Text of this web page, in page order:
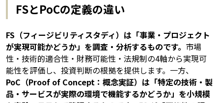
FSとPoCの定義の違い
FS（フィージビリティスタディ）は「事業・プロジェクト
が実現可能かどうか」を調査・分析するものです。 市場
性・技術的適合性・財務可能性・法規制の4軸から実現可
能性を評価し、投資判断の根拠を提供します。一方、
PoC（Proof of Concept：概念実証）は「特定の技術・製
品・サービスが実際の環境で機能するかどうか」を小規模